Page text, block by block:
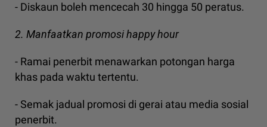
- Diskaun boleh mencecah 30 hingga 50 peratus.
2. Manfaatkan promosi happy hour
- Ramai penerbit menawarkan potongan harga
khas pada waktu tertentu.
- Semak jadual promosi di gerai atau media sosial
penerbit.